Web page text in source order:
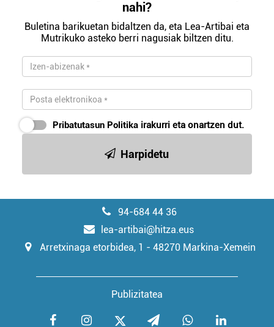
nahi?
Buletina barikuetan bidaltzen da, eta Lea-Artibai eta
Mutrikuko asteko berri nagusiak biltzen ditu.
Pribatutasun Politika irakurri eta onartzen dut.
Harpidetu
94-684 44 36
lea-artibai@hitza.eus
Arretxinaga etorbidea, 1 - 48270 Markina-Xemein
Publizitatea